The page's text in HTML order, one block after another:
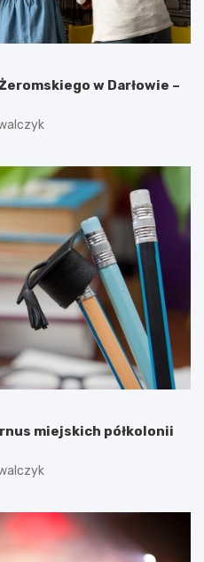
w Darłowie –
miejskich półkolonii